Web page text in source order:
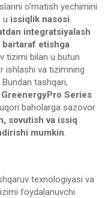
o'rnatish yechimini
u issiqlik nasosi
integratsiyalash
etishga
tizimi bilan u butun
ishlashi va tizimning
tashqari,
GreenergyPro Series
baholarga sazovor
sovutish va issiq
mumkin
texnologiyasi va
foydalanuvchi